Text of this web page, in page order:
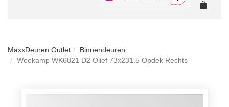
MaxxDeuren Outlet
Binnendeuren
Weekamp WK6821 D2 Olief 73x231.5 Opdek Rechts